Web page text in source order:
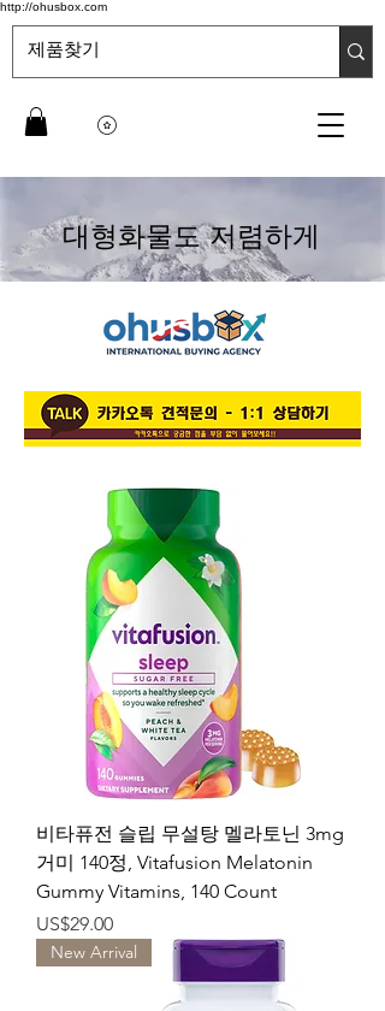
http://ohusbox.com
대형화물도 저렴하게
비타퓨전 슬립 무설탕 멜라토닌 3mg
거미 140정, Vitafusion Melatonin
Gummy Vitamins, 140 Count
가격
US$29.00
New Arrival